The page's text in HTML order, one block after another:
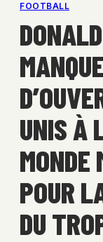
FOOTBALL
UNIS À
MONDE
POUR
DU